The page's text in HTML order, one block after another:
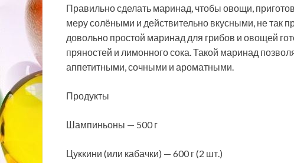
Правильно сделать маринад, чтобы овощи,
меру солёными и действительно вкусными, не так
довольно простой маринад для грибов и овощей
пряностей и лимонного сока. Такой маринад
аппетитными, сочными и ароматными.
Продукты
Шампиньоны — 500 г
Цуккини (или кабачки) — 600 г (2 шт.)